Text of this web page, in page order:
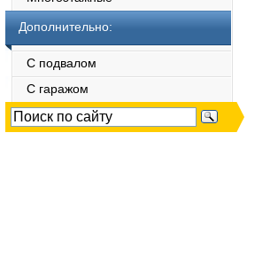
Дополнительно:
С подвалом
С гаражом